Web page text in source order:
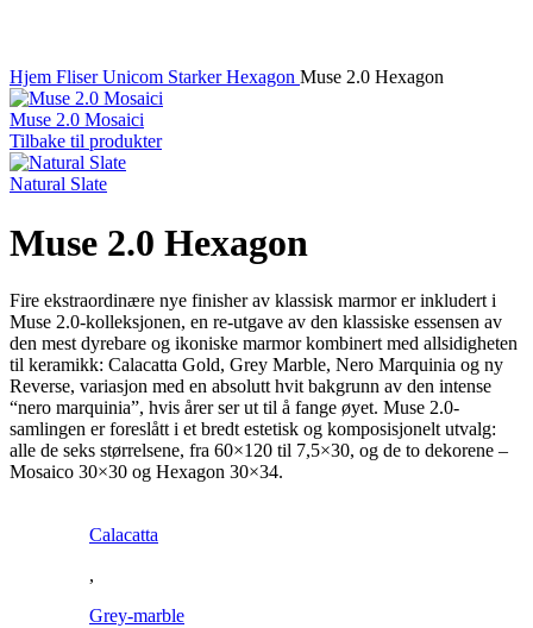
Hjem FliserUnicom StarkerHexagon Muse 2.0 Hexagon
Muse 2.0 Mosaici
Tilbake til produkter
Natural Slate
Muse 2.0 Hexagon
Fire ekstraordinære nye finisher av klassisk marmor er inkludert i
Muse 2.0-kolleksjonen, en re-utgave av den klassiske essensen av
den mest dyrebare og ikoniske marmor kombinert med allsidigheten
til keramikk: Calacatta Gold, Grey Marble, Nero Marquinia og ny
Reverse, variasjon med en absolutt hvit bakgrunn av den intense
“nero marquinia”, hvis årer ser ut til å fange øyet. Muse 2.0-
samlingen er foreslått i et bredt estetisk og komposisjonelt utvalg:
alle de seks størrelsene, fra 60×120 til 7,5×30, og de to dekorene –
Mosaico 30×30 og Hexagon 30×34.
Calacatta
,
Grey-marble